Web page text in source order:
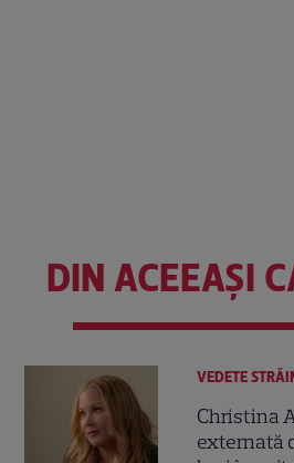
DIN ACEEAȘI
VEDETE
Christina
externată